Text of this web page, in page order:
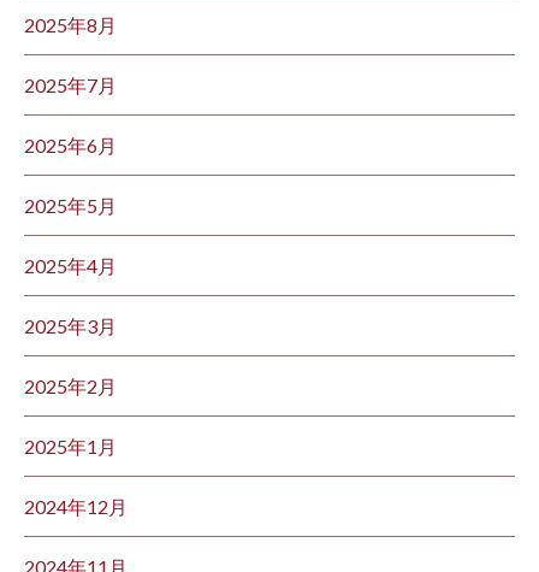
2025年8月
2025年7月
2025年6月
2025年5月
2025年4月
2025年3月
2025年2月
2025年1月
2024年12月
2024年11月